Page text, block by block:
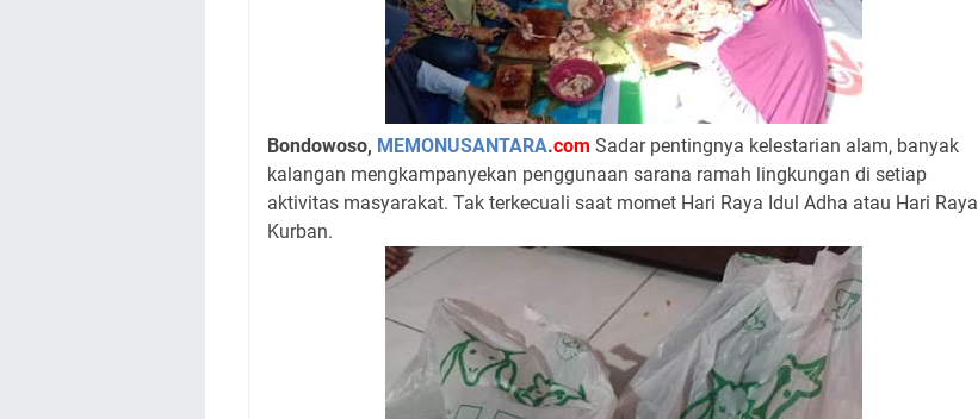
Bondowoso, MEMONUSANTARA.com Sadar pentingnya kelestarian alam, banyak
kalangan mengkampanyekan penggunaan sarana ramah lingkungan di setiap
aktivitas masyarakat. Tak terkecuali saat momet Hari Raya Idul Adha atau Hari Raya
Kurban.